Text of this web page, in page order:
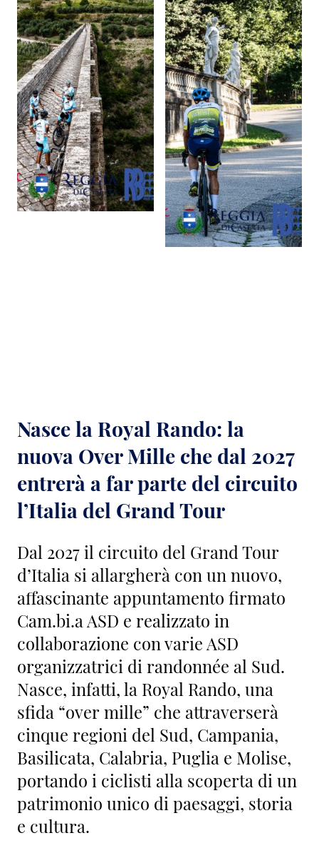
Nasce la Royal Rando: la
nuova Over Mille che dal 2027
entrerà a far parte del circuito
l’Italia del Grand Tour
Dal 2027 il circuito del Grand Tour
d’Italia si allargherà con un nuovo,
affascinante appuntamento firmato
Cam.bi.a ASD e realizzato in
collaborazione con varie ASD
organizzatrici di randonnée al Sud.
Nasce, infatti, la Royal Rando, una
sfida “over mille” che attraverserà
cinque regioni del Sud, Campania,
Basilicata, Calabria, Puglia e Molise,
portando i ciclisti alla scoperta di un
patrimonio unico di paesaggi, storia
e cultura.